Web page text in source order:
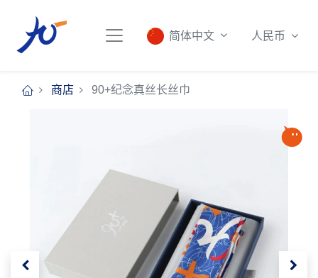
简体中文 人民币
商店 90+纪念真丝长丝巾